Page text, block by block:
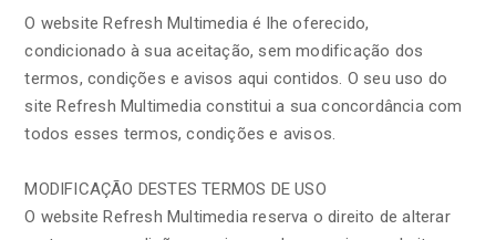
O website Refresh Multimedia é lhe oferecido,
condicionado à sua aceitação, sem modificação dos
termos, condições e avisos aqui contidos. O seu uso do
site Refresh Multimedia constitui a sua concordância com
todos esses termos, condições e avisos.
MODIFICAÇÃO DESTES TERMOS DE USO
O website Refresh Multimedia reserva o direito de alterar